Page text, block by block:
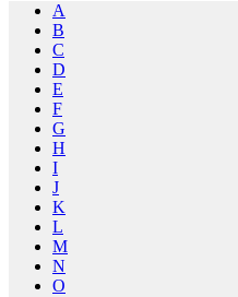
A
B
C
D
E
F
G
H
I
J
K
L
M
N
O